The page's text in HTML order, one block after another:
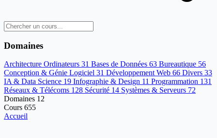
Domaines
Architecture Ordinateurs 31 Bases de Données 63 Bureautique 56
Conception & Génie Logiciel 31 Développement Web 66 Divers 33
IA & Data Science 19 Infographie & Design 11 Programmation 131
Réseaux & Télécoms 128 Sécurité 14 Systèmes & Serveurs 72
Domaines 12
Cours 655
Accueil